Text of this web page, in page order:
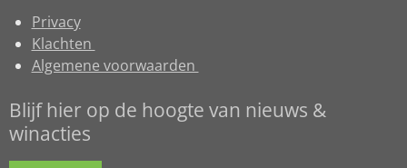
Privacy
Klachten
Algemene voorwaarden
Blijf hier op de hoogte van nieuws &
winacties